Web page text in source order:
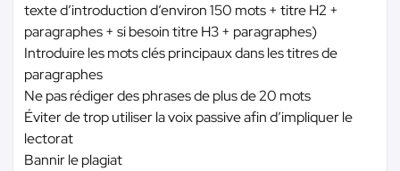
texte d’introduction d’environ 150 mots + titre H2 +
paragraphes + si besoin titre H3 + paragraphes)
Introduire les mots clés principaux dans les titres de
paragraphes
Ne pas rédiger des phrases de plus de 20 mots
Éviter de trop utiliser la voix passive afin d’impliquer le
lectorat
Bannir le plagiat